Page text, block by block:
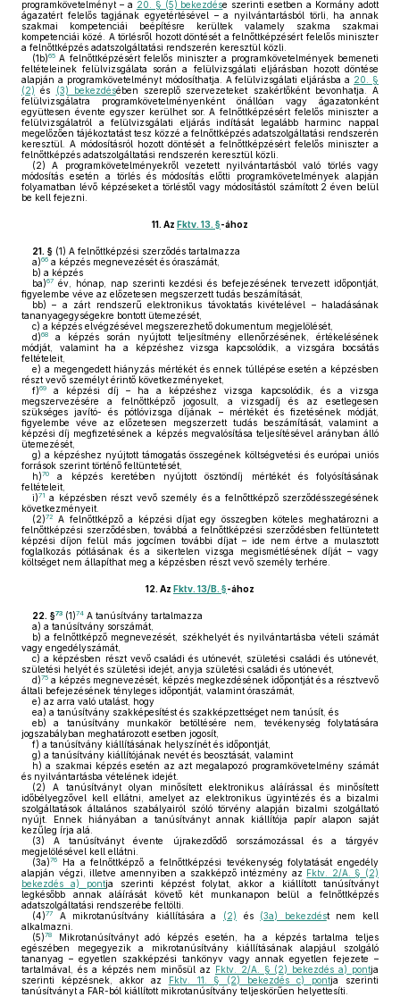
programkövetelményt – a 20. § (5) bekezdése szerinti esetben a Kormány adott
ágazatért felelős tagjának egyetértésével – a nyilvántartásból törli, ha annak
szakmai kompetenciái beépítésre kerültek valamely szakma szakmai
kompetenciái közé. A törlésről hozott döntését a felnőttképzésért felelős miniszter
a felnőttképzés adatszolgáltatási rendszerén keresztül közli.
(1b)65 A felnőttképzésért felelős miniszter a programkövetelmények bemeneti
feltételeinek felülvizsgálata során a felülvizsgálati eljárásban hozott döntése
alapján a programkövetelményt módosíthatja. A felülvizsgálati eljárásba a 20. §
(2) és (3) bekezdésében szereplő szervezeteket szakértőként bevonhatja. A
felülvizsgálatra programkövetelményenként önállóan vagy ágazatonként
együttesen évente egyszer kerülhet sor. A felnőttképzésért felelős miniszter a
felülvizsgálatról a felülvizsgálati eljárás indítását legalább harminc nappal
megelőzően tájékoztatást tesz közzé a felnőttképzés adatszolgáltatási rendszerén
keresztül. A módosításról hozott döntését a felnőttképzésért felelős miniszter a
felnőttképzés adatszolgáltatási rendszerén keresztül közli.
(2) A programkövetelményekről vezetett nyilvántartásból való törlés vagy
módosítás esetén a törlés és módosítás előtti programkövetelmények alapján
folyamatban lévő képzéseket a törléstől vagy módosítástól számított 2 éven belül
be kell fejezni.
11. Az Fktv. 13. §-ához
21. § (1) A felnőttképzési szerződés tartalmazza
a)66 a képzés megnevezését és óraszámát,
b) a képzés
ba)67 év, hónap, nap szerinti kezdési és befejezésének tervezett időpontját,
figyelembe véve az előzetesen megszerzett tudás beszámítását,
bb) – a zárt rendszerű elektronikus távoktatás kivételével – haladásának
tananyagegységekre bontott ütemezését,
c) a képzés elvégzésével megszerezhető dokumentum megjelölését,
d)68
a képzés során nyújtott teljesítmény ellenőrzésének, értékelésének
módját, valamint ha a képzéshez vizsga kapcsolódik, a vizsgára bocsátás
feltételeit,
e) a megengedett hiányzás mértékét és ennek túllépése esetén a képzésben
részt vevő személyt érintő következményeket,
f)69
a képzési díj – ha a képzéshez vizsga kapcsolódik, és a vizsga
megszervezésére a felnőttképző jogosult, a vizsgadíj és az esetlegesen
szükséges javító- és pótlóvizsga díjának – mértékét és fizetésének módját,
figyelembe véve az előzetesen megszerzett tudás beszámítását, valamint a
képzési díj megfizetésének a képzés megvalósítása teljesítésével arányban álló
ütemezését,
g) a képzéshez nyújtott támogatás összegének költségvetési és európai uniós
források szerint történő feltüntetését,
h)70
a képzés keretében nyújtott ösztöndíj mértékét és folyósításának
feltételeit,
i)71 a képzésben részt vevő személy és a felnőttképző szerződésszegésének
következményeit.
(2)72
A felnőttképző a képzési díjat egy összegben köteles meghatározni a
felnőttképzési szerződésben, továbbá a felnőttképzési szerződésben feltüntetett
képzési díjon felül más jogcímen további díjat – ide nem értve a mulasztott
foglalkozás pótlásának és a sikertelen vizsga megismétlésének díját – vagy
költséget nem állapíthat meg a képzésben részt vevő személy terhére.
12. Az Fktv. 13/B. §-ához
22. §73 (1)74 A tanúsítvány tartalmazza
a) a tanúsítvány sorszámát,
b) a felnőttképző megnevezését, székhelyét és nyilvántartásba vételi számát
vagy engedélyszámát,
c) a képzésben részt vevő családi és utónevét, születési családi és utónevét,
születési helyét és születési idejét, anyja születési családi és utónevét,
d)75 a képzés megnevezését, képzés megkezdésének időpontját és a résztvevő
általi befejezésének tényleges időpontját, valamint óraszámát,
e) az arra való utalást, hogy
ea) a tanúsítvány szakképesítést és szakképzettséget nem tanúsít, és
eb) a tanúsítvány munkakör betöltésére nem, tevékenység folytatására
jogszabályban meghatározott esetben jogosít,
f) a tanúsítvány kiállításának helyszínét és időpontját,
g) a tanúsítvány kiállítójának nevét és beosztását, valamint
h) a szakmai képzés esetén az azt megalapozó programkövetelmény számát
és nyilvántartásba vételének idejét.
(2) A tanúsítványt olyan minősített elektronikus aláírással és minősített
időbélyegzővel kell ellátni, amelyet az elektronikus ügyintézés és a bizalmi
szolgáltatások általános szabályairól szóló törvény alapján bizalmi szolgáltató
nyújt. Ennek hiányában a tanúsítványt annak kiállítója papír alapon saját
kezűleg írja alá.
(3) A tanúsítványt évente újrakezdődő sorszámozással és a tárgyév
megjelölésével kell ellátni.
(3a)76
Ha a felnőttképző a felnőttképzési tevékenység folytatását engedély
alapján végzi, illetve amennyiben a szakképző intézmény az Fktv. 2/A. § (2)
bekezdés a) pontja szerinti képzést folytat, akkor a kiállított tanúsítványt
legkésőbb annak aláírását követő két munkanapon belül a felnőttképzés
adatszolgáltatási rendszerébe feltölti.
(4)77 A mikrotanúsítvány kiállítására a (2) és (3a) bekezdést nem kell
alkalmazni.
(5)78
Mikrotanúsítványt adó képzés esetén, ha a képzés tartalma teljes
egészében megegyezik a mikrotanúsítvány kiállításának alapjául szolgáló
tananyag – egyetlen szakképzési tankönyv vagy annak egyetlen fejezete –
tartalmával, és a képzés nem minősül az Fktv. 2/A. § (2) bekezdés a) pontja
szerinti képzésnek, akkor az
Fktv. 11. § (2) bekezdés c) pontja szerinti
tanúsítványt a FAR-ból kiállított mikrotanúsítvány teljeskörűen helyettesíti.